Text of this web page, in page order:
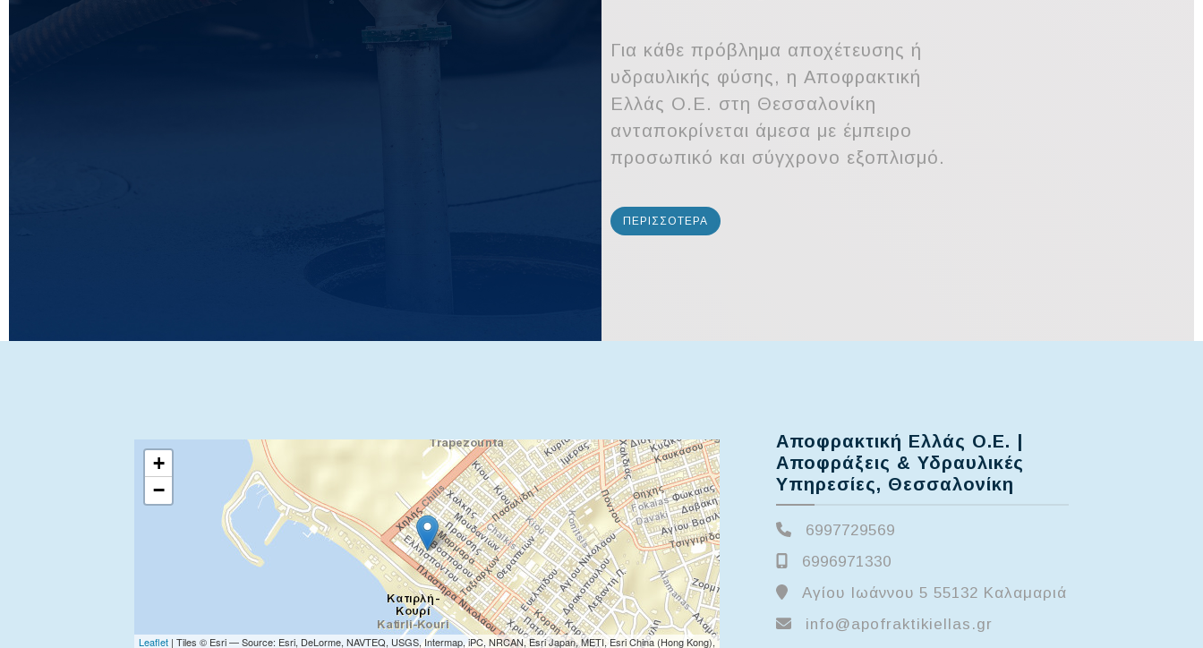
Για κάθε πρόβλημα αποχέτευσης ή
υδραυλικής φύσης, η Αποφρακτική
Ελλάς Ο.Ε. στη Θεσσαλονίκη
ανταποκρίνεται άμεσα με έμπειρο
προσωπικό και σύγχρονο εξοπλισμό.
ΠΕΡΙΣΣΟΤΕΡΑ
6997729569
6996971330
Αγίου Ιωάννου 5 55132 Καλαμαριά
info@apofraktikiellas.gr
Αποφρακτική Ελλάς Ο.Ε. |
Αποφράξεις & Υδραυλικές
Υπηρεσίες, Θεσσαλονίκη
+
−
Leaflet | Tiles © Esri — Source: Esri, DeLorme, NAVTEQ, USGS, Intermap, iPC, NRCAN, Esri Japan, METI, Esri China (Hong Kong),